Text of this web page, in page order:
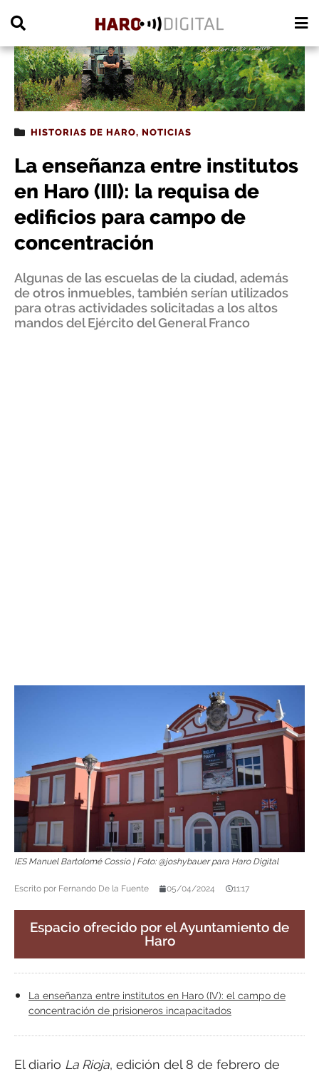
HISTORIAS DE HARO, NOTICIAS
La enseñanza entre institutos
en Haro (III): la requisa de
edificios para campo de
concentración
Algunas de las escuelas de la ciudad, además
de otros inmuebles, también serían utilizados
para otras actividades solicitadas a los altos
mandos del Ejército del General Franco
IES Manuel Bartolomé Cossío | Foto: @joshybauer para Haro Digital
Escrito por Fernando De la Fuente 05/04/2024 11:17
Espacio ofrecido por el Ayuntamiento de
Haro
La enseñanza entre institutos en Haro (IV): el campo de
concentración de prisioneros incapacitados
El diario La Rioja, edición del 8 de febrero de